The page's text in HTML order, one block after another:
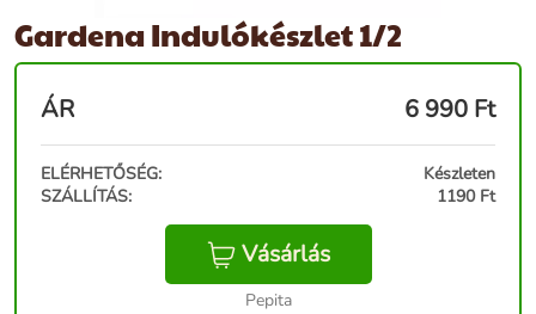
Gardena Indulókészlet 1/2
ÁR 6 990 Ft
ELÉRHETŐSÉG:
Készleten
SZÁLLÍTÁS:
1190 Ft
Vásárlás
Pepita